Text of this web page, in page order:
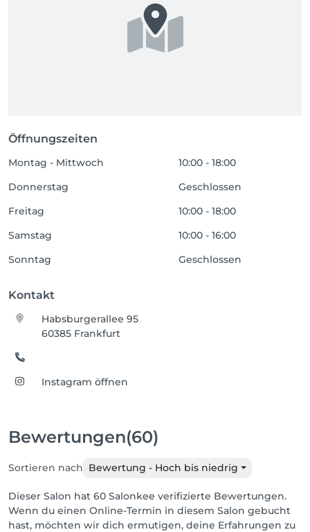
Öffnungszeiten
Montag - Mittwoch
10:00 - 18:00
Donnerstag
Geschlossen
Freitag
10:00 - 18:00
Samstag
10:00 - 16:00
Sonntag
Geschlossen
Kontakt
Habsburgerallee 95
60385 Frankfurt
Instagram öffnen
Bewertungen(60)
Sortieren nach Bewertung - Hoch bis niedrig
Dieser Salon hat 60 Salonkee verifizierte Bewertungen.
Wenn du einen Online-Termin in diesem Salon gebucht
hast, möchten wir dich ermutigen, deine Erfahrungen zu